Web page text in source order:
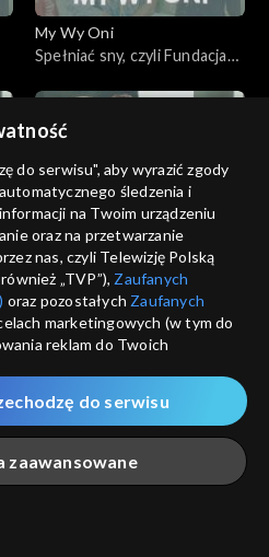
My Wy Oni
Spełniać sny, czyli Fundacja
My Wy Oni
Rola taty po porodzie -
25.06.2009
My Wy Oni
Obecność Aniołów Stróżów
do serwisu", aby wyrazić zgody
śledzenia i
na Twoim urządzeniu
oraz na przetwarzanie
nas, czyli Telewizję Polską
„TVP”), Zaufanych
oraz pozostałych Zaufanych
marketingowych (w tym do
reklam do Twoich
zgody na udostępnianie
do Google.
podczas odwiedzania przez
serwisówzwanych dalej
zapisywane za pomocą
zaawansowane
do serwisu